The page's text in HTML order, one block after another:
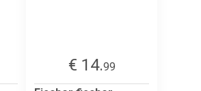
€ 14.99